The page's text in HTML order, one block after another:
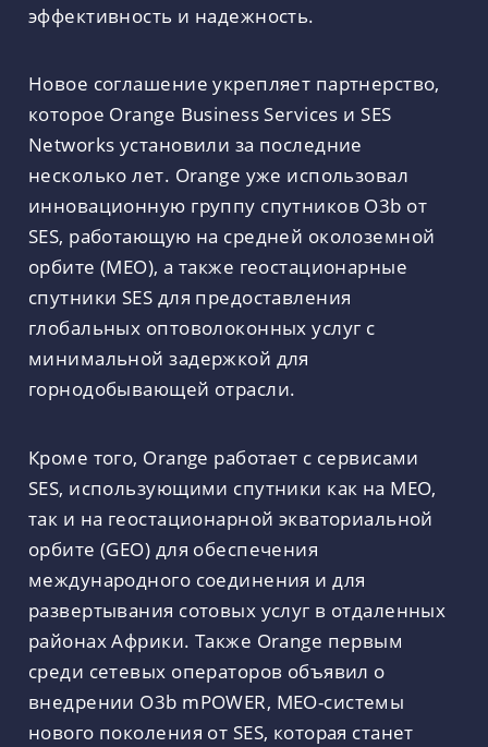
эффективность и надежность.
Новое соглашение укрепляет партнерство,
которое Orange Business Services и SES
Networks установили за последние
несколько лет. Orange уже использовал
инновационную группу спутников O3b от
SES, работающую на средней околоземной
орбите (МЕО), а также геостационарные
спутники SES для предоставления
глобальных оптоволоконных услуг с
минимальной задержкой для
горнодобывающей отрасли.
Кроме того, Orange работает с сервисами
SES, использующими спутники как на МЕО,
так и на геостационарной экваториальной
орбите (GEO) для обеспечения
международного соединения и для
развертывания сотовых услуг в отдаленных
районах Африки. Также Orange первым
среди сетевых операторов объявил о
внедрении O3b mPOWER, MEO-системы
нового поколения от SES, которая станет